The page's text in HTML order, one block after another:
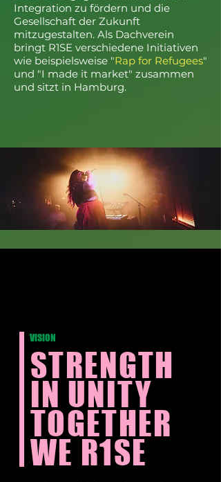
Integration zu fördern und die
Gesellschaft der Zukunft
mitzugestalten. Als Dachverein
bringt R1SE verschiedene Initiativen
wie beispielsweise "Rap for Refugees"
und "I made it market" zusammen
und sitzt in Hamburg.
VISION
STRENGTH
IN UNITY
TOGETHER
WE R1SE